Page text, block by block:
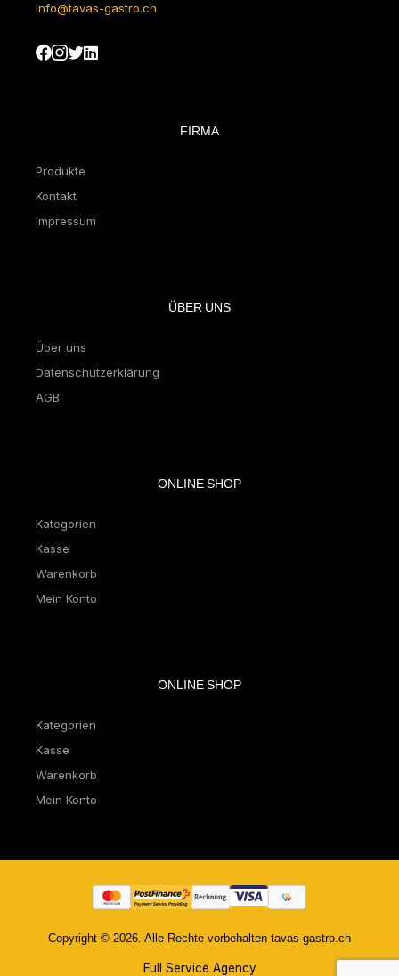
info@tavas-gastro.ch
FIRMA
Produkte
Kontakt
Impressum
ÜBER UNS
Über uns
Datenschutzerklärung
AGB
ONLINE SHOP
Kategorien
Kasse
Warenkorb
Mein Konto
ONLINE SHOP
Kategorien
Kasse
Warenkorb
Mein Konto
Copyright © 2026. Alle Rechte vorbehalten tavas-gastro.ch
Full Service Agency